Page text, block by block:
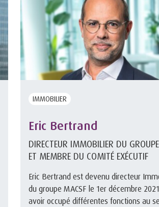
IMMOBILIER
Eric Bertrand
DIRECTEUR IMMOBILIER DU
ET MEMBRE DU COMITÉ EXÉCUTIF
Eric Bertrand est devenu directeur
du groupe MACSF le 1er décembre
avoir occupé différentes fonctions au